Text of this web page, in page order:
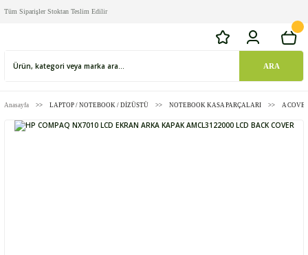
Tüm Siparişler Stoktan Teslim Edilir
ARA
Anasayfa LAPTOP / NOTEBOOK / DİZÜSTÜ NOTEBOOK KASA PARÇALARI A